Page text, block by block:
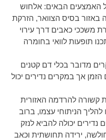
האמצעים הבאים: אלחוש
באזור בסיס הצוואר, הזרקת
משככי כאבים דרך עירוי
תופעות לוואי בחומרה
מדובר בכלי דם קטנים
אך במקרים נדירים יכול
קשורה להרדמה האזורית
הניתוחי עצמו, ברוב
יכולה להביא לנזק
ירידה תחושתית וכאב